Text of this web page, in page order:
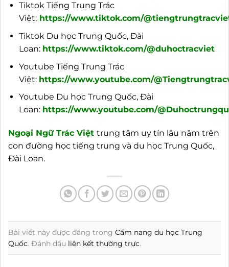
Tiktok Tiếng Trung Trác
Việt: https://www.tiktok.com/
Tiktok Du học Trung Quốc, Đài
Loan: https://www.tiktok.com/@duhoctracviet
Youtube Tiếng Trung Trác
Việt: https://www.youtube.com/
Youtube Du học Trung Quốc, Đài
Loan: https://www.youtube.com/
Ngoại Ngữ Trác Việt trung tâm uy tín lâu năm trên
con đường học tiếng trung và du học Trung Quốc,
Đài Loan.
Bài viết này được đăng trong Cẩm nang du học Trung
Quốc. Đánh dấu liên kết thường trực.